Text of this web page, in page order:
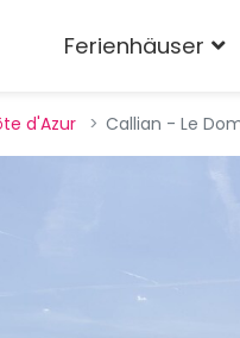
Ferienhäuser
d'Azur Callian - Le